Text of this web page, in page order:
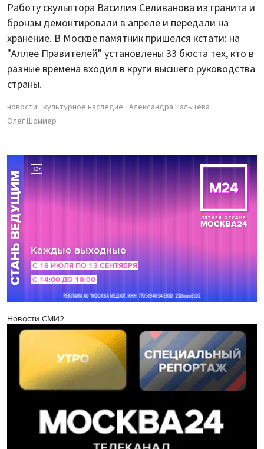
Работу скульптора Василия Селиванова из гранита и
бронзы демонтировали в апреле и передали на
хранение. В Москве памятник пришелся кстати: на
"Аллее Правителей" установлены 33 бюста тех, кто в
разные времена входил в круги высшего руководства
страны.
новости культурное наследие Александра Чальцева
Олег Шоммер
Новости СМИ2